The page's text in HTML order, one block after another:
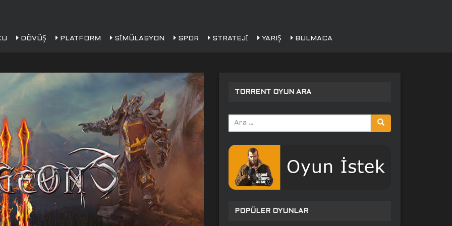
DÖVÜŞ PLATFORM SIMÜLASYON SPOR STRATEJI YARIŞ BULMACA
TORRENT OYUN ARA
Arama
yap:
POPÜLER OYUNLAR